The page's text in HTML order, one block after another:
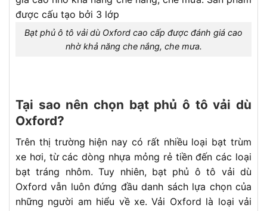
Bạt phủ ô tô vải dù Oxford cao cấp được đánh giá cao
nhờ khả năng che nắng, che mưa.
Tại sao nên chọn bạt phủ ô tô vải dù
Oxford?
Trên thị trường hiện nay có rất nhiều loại bạt trùm
xe hơi, từ các dòng nhựa mỏng rẻ tiền đến các loại
bạt tráng nhôm. Tuy nhiên, bạt phủ ô tô vải dù
Oxford vẫn luôn đứng đầu danh sách lựa chọn của
những người am hiểu về xe. Vải Oxford là loại vải